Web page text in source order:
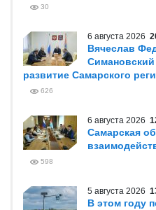
30
6 августа 2026
Вячеслав
Симановский
развитие Самарского
626
6 августа 2026
Самарская
598
5 августа 2026
В этом году